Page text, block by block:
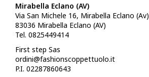
Mirabella Eclano (AV)
Via San Michele 16, Mirabella Eclano (Av)
83036 Mirabella Eclano (AV)
Tel. 0825449414
First step Sas
ordini@fashionscoppettuolo.it
P.I. 02287860643